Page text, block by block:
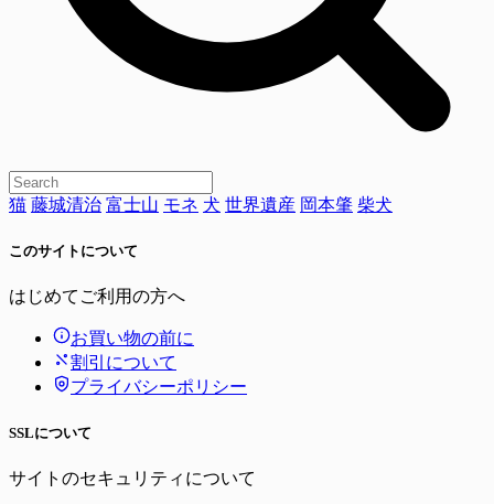
猫 藤城清治 富士山 モネ 犬 世界遺産 岡本肇 柴犬
このサイトについて
はじめてご利用の方へ
お買い物の前に
割引について
プライバシーポリシー
SSLについて
サイトのセキュリティについて